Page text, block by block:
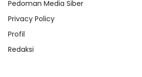
Pedoman Media Siber
Privacy Policy
Profil
Redaksi